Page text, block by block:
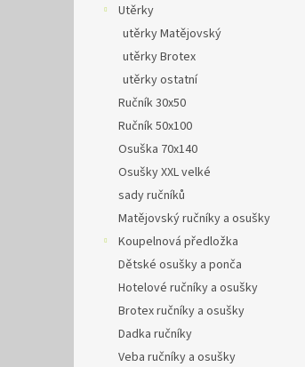
Utěrky
utěrky Matějovský
utěrky Brotex
utěrky ostatní
Ručník 30x50
Ručník 50x100
Osuška 70x140
Osušky XXL velké
sady ručníků
Matějovský ručníky a osušky
Koupelnová předložka
Dětské osušky a ponča
Hotelové ručníky a osušky
Brotex ručníky a osušky
Dadka ručníky
Veba ručníky a osušky